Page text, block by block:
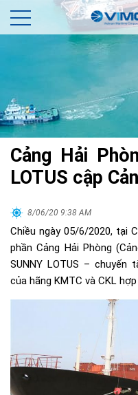
Cảng Hải
LOTUS cập
8/06/20 9:38 AM
Chiều ngày 05/6/2020, tại
phần Cảng Hải Phòng
SUNNY LOTUS – chuyến
của hãng KMTC và CKL